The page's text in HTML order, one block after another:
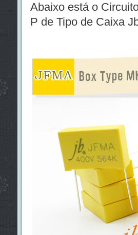
Abaixo está o
P de Tipo de Caixa